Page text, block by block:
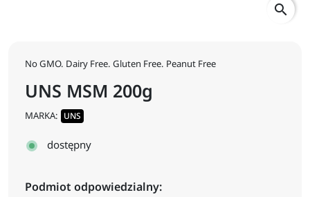
search
No GMO. Dairy Free. Gluten Free. Peanut Free
UNS MSM 200g
MARKA: UNS
dostępny
Podmiot odpowiedzialny: